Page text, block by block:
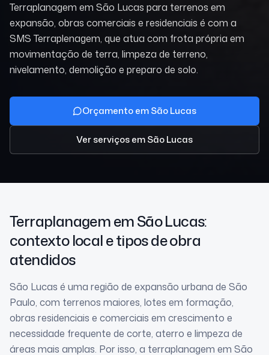
Terraplanagem em São Lucas para terrenos em
expansão, obras comerciais e residenciais é com a
SMS Terraplenagem, que atua com frota própria em
movimentação de terra, limpeza de terreno,
nivelamento, demolição e preparo de solo.
Orçamento em São Lucas
Ver serviçosem São Lucas
Terraplanagemem São Lucas:
contexto local e tipos de obra
atendidos
São Lucas é uma região de expansão urbana de São
Paulo, com terrenos maiores, lotes em formação,
obras residenciais e comerciais em crescimento e
necessidade frequente de corte, aterro e limpeza de
áreas mais amplas. Por isso, a terraplanagem em São